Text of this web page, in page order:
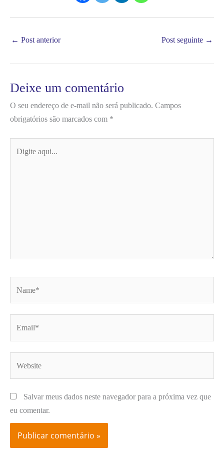
← Post anterior Post seguinte →
Deixe um comentário
O seu endereço de e-mail não será publicado. Campos
obrigatórios são marcados com *
aqui...
Salvar meus dados neste navegador para a próxima vez que
eu comentar.